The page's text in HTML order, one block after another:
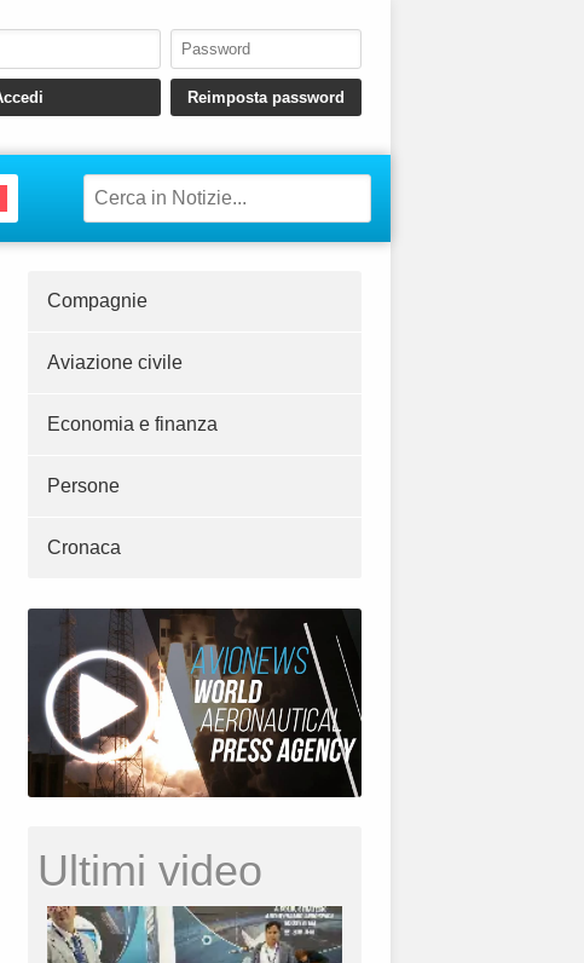
Compagnie
Aviazione civile
Economia e finanza
Persone
Cronaca
Ultimi video